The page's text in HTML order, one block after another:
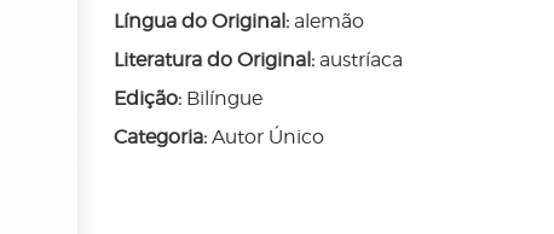
Língua do Original:alemão
Literatura do Original:austríaca
Edição:Bilíngue
Categoria:Autor Único